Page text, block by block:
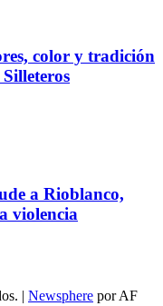
color y tradición
a Rioblanco,
violencia
| Newsphere por AF